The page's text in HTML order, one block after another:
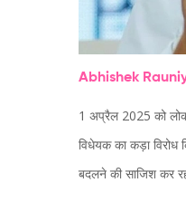
Abhishek
1 अप्रैल 2025 को
विधेयक का कड़ा विरोध
बदलने की साजिश कर